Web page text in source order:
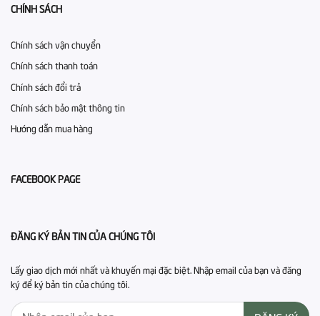
CHÍNH SÁCH
Chính sách vận chuyển
Chính sách thanh toán
Chính sách đổi trả
Chính sách bảo mật thông tin
Hướng dẫn mua hàng
FACEBOOK PAGE
ĐĂNG KÝ BẢN TIN CỦA CHÚNG TÔI
Lấy giao dịch mới nhất và khuyến mại đặc biệt. Nhập email của bạn và đăng
ký để ký bản tin của chúng tôi.